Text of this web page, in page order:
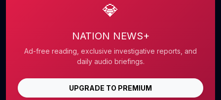
💎
NATION NEWS+
Ad-free reading, exclusive investigative reports, and
daily audio briefings.
UPGRADE TO PREMIUM